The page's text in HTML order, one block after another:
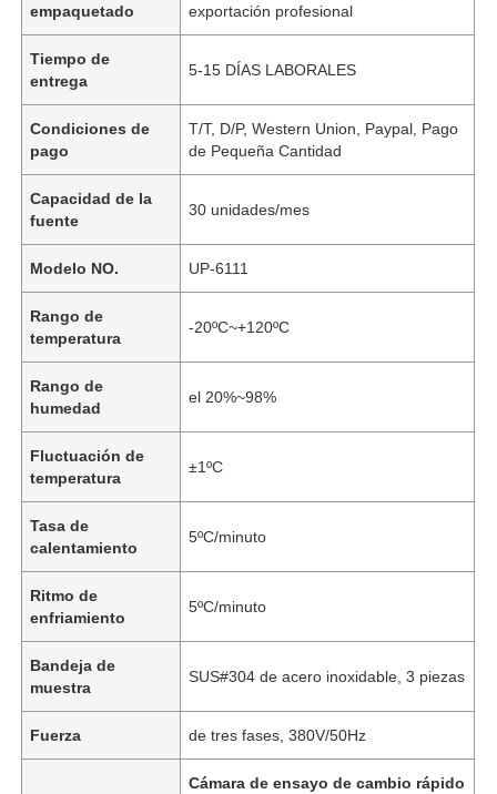
empaquetado
exportación profesional
Tiempo de
entrega
5-15 DÍAS LABORALES
Condiciones de
pago
T/T, D/P, Western Union, Paypal, Pago
de Pequeña Cantidad
Capacidad de la
fuente
30 unidades/mes
Modelo NO. UP-6111
Rango de
temperatura
-20ºC~+120ºC
Rango de
humedad
el 20%~98%
Fluctuación de
temperatura
±1ºC
Tasa de
calentamiento
5ºC/minuto
Ritmo de
enfriamiento
5ºC/minuto
Bandeja de
muestra
SUS#304 de acero inoxidable, 3 piezas
Fuerza de tres fases, 380V/50Hz
Cámara de ensayo de cambio rápido